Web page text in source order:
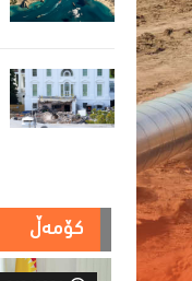
کۆمەڵ